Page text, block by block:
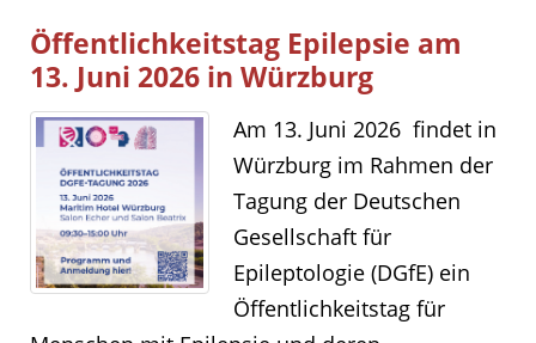
Öffentlichkeitstag Epilepsie am
13. Juni 2026 in Würzburg
Am 13. Juni 2026 findet in
Würzburg im Rahmen der
Tagung der Deutschen
Gesellschaft für
Epileptologie (DGfE) ein
Öffentlichkeitstag für